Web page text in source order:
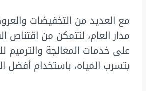
مع العديد من التخفيضات
مدار العام، لتتمكن من اقتناص
على خدمات المعالجة والترميم
بتسرب المياه، باستخدام أفضل